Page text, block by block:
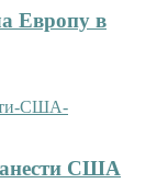
Европу в
США